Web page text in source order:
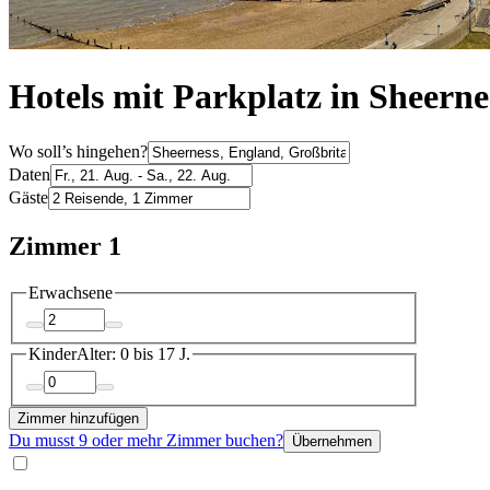
Hotels mit Parkplatz in
Wo soll’s hingehen?
Daten
Gäste
Zimmer 1
Erwachsene
KinderAlter: 0 bis 17 J.
Zimmer hinzufügen
Du musst 9 oder mehr Zimmer buchen? Übernehmen